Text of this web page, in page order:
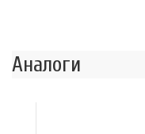
Аналоги